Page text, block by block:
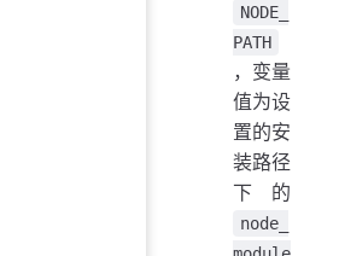
NODE_
PATH
，变量
值为设
置的安
装路径
下的
node_